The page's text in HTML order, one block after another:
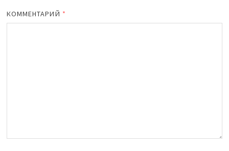
КОММЕНТАРИЙ *